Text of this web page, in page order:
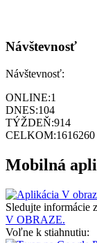
Návštevnosť
Návštevnosť:
ONLINE:1
DNES:104
TÝŽDEŇ:914
CELKOM:1616260
Mobilná
Sledujte informácie
V OBRAZE.
Voľne k stiahnutiu: